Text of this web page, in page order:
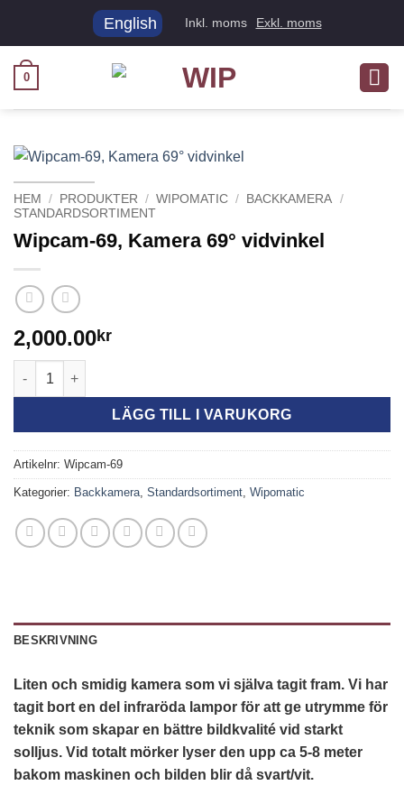
English Inkl. moms Exkl. moms
0
HEM / PRODUKTER / WIPOMATIC / BACKKAMERA /
STANDARDSORTIMENT
Wipcam-69, Kamera 69° vidvinkel
2,000.00kr
Wipcam-69, Kamera 69° vidvinkel mängd
LÄGG TILL I VARUKORG
Artikelnr: Wipcam-69
Kategorier: Backkamera, Standardsortiment, Wipomatic
BESKRIVNING
Liten och smidig kamera som vi själva tagit fram. Vi har
tagit bort en del infraröda lampor för att ge utrymme för
teknik som skapar en bättre bildkvalité vid starkt
solljus. Vid totalt mörker lyser den upp ca 5-8 meter
bakom maskinen och bilden blir då svart/vit.